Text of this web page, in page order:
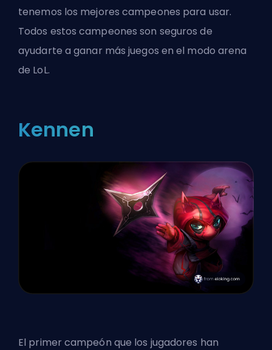
tenemos los mejores campeones para usar.
Todos estos campeones son seguros de
ayudarte a ganar más juegos en el modo arena
de LoL.
Kennen
El primer campeón que los jugadores han